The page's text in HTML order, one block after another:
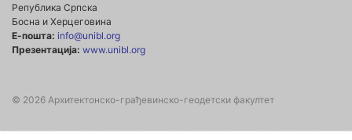
Република Српска
Босна и Херцеговина
Е-пошта: info@unibl.org
Презентација: www.unibl.org
© 2026 Архитектонско-грађевинско-геодетски факултет